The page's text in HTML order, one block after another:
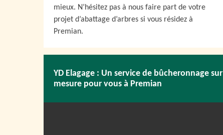
mieux. N’hésitez pas à nous faire part de votre
projet d’abattage d’arbres si vous résidez à
Premian.
YD Elagage : Un service de bûcheronnage sur
mesure pour vous à Premian